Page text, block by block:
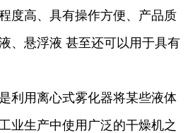
度高、具有操作方便、产品质
、悬浮液 甚至还可以用于具有
利用离心式雾化器将某些液体
业生产中使用广泛的干燥机之